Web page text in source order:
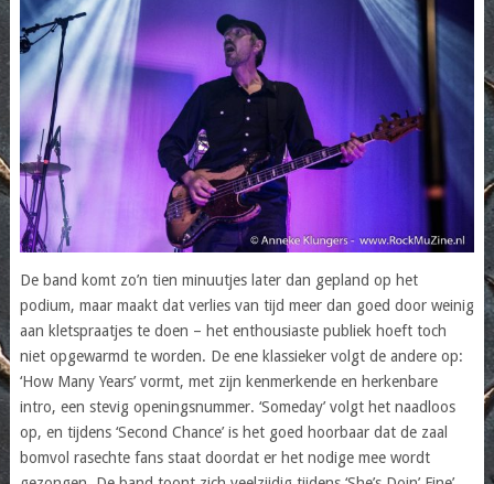
De band komt zo’n tien minuutjes later dan gepland op het
podium, maar maakt dat verlies van tijd meer dan goed door weinig
aan kletspraatjes te doen – het enthousiaste publiek hoeft toch
niet opgewarmd te worden. De ene klassieker volgt de andere op:
‘How Many Years’ vormt, met zijn kenmerkende en herkenbare
intro, een stevig openingsnummer. ‘Someday’ volgt het naadloos
op, en tijdens ‘Second Chance’ is het goed hoorbaar dat de zaal
bomvol rasechte fans staat doordat er het nodige mee wordt